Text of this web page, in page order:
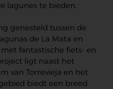
lagunes te bieden.
genesteld tussen de
de La Mata en
met fantastische fiets- en
ligt naast het
van Torrevieja en het
biedt een breed